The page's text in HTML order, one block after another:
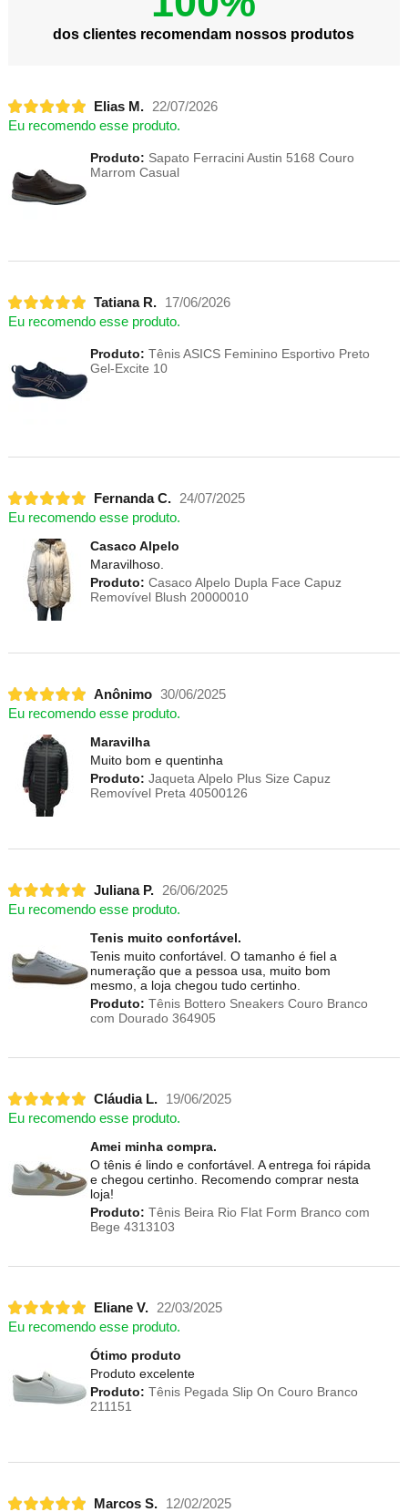
dos clientes recomendam nossos produtos
Elias M.
22/07/2026
Eu recomendo esse produto.
Produto: Sapato Ferracini Austin 5168 Couro
Marrom Casual
Tatiana R.
17/06/2026
Eu recomendo esse produto.
Produto: Tênis ASICS Feminino Esportivo Preto
Gel-Excite 10
Fernanda C.
24/07/2025
Eu recomendo esse produto.
Casaco Alpelo
Maravilhoso.
Produto: Casaco Alpelo Dupla Face Capuz
Removível Blush 20000010
Anônimo 30/06/2025
Eu recomendo esse produto.
Maravilha
Muito bom e quentinha
Produto: Jaqueta Alpelo Plus Size Capuz
Removível Preta 40500126
Juliana P.
26/06/2025
Eu recomendo esse produto.
Tenis muito confortável.
Tenis muito confortável. O tamanho é fiel a
numeração que a pessoa usa, muito bom
mesmo, a loja chegou tudo certinho.
Produto: Tênis Bottero Sneakers Couro Branco
com Dourado 364905
Cláudia L.
19/06/2025
Eu recomendo esse produto.
Amei minha compra.
O tênis é lindo e confortável. A entrega foi rápida
e chegou certinho. Recomendo comprar nesta
loja!
Produto: Tênis Beira Rio Flat Form Branco com
Bege 4313103
Eliane V.
22/03/2025
Eu recomendo esse produto.
Ótimo produto
Produto excelente
Produto: Tênis Pegada Slip On Couro Branco
211151
Marcos S.
12/02/2025